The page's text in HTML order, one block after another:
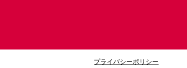
プライバシーポリシー